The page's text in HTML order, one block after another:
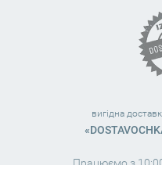
вигідна
Працюємо з